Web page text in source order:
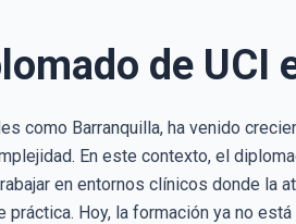
de UCI
como Barranquilla, ha venido
En este contexto, el
en entornos clínicos donde la
Hoy, la formación ya no